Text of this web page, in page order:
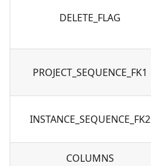
DELETE_FLAG
PROJECT_SEQUENCE_FK1
INSTANCE_SEQUENCE_FK2
COLUMNS